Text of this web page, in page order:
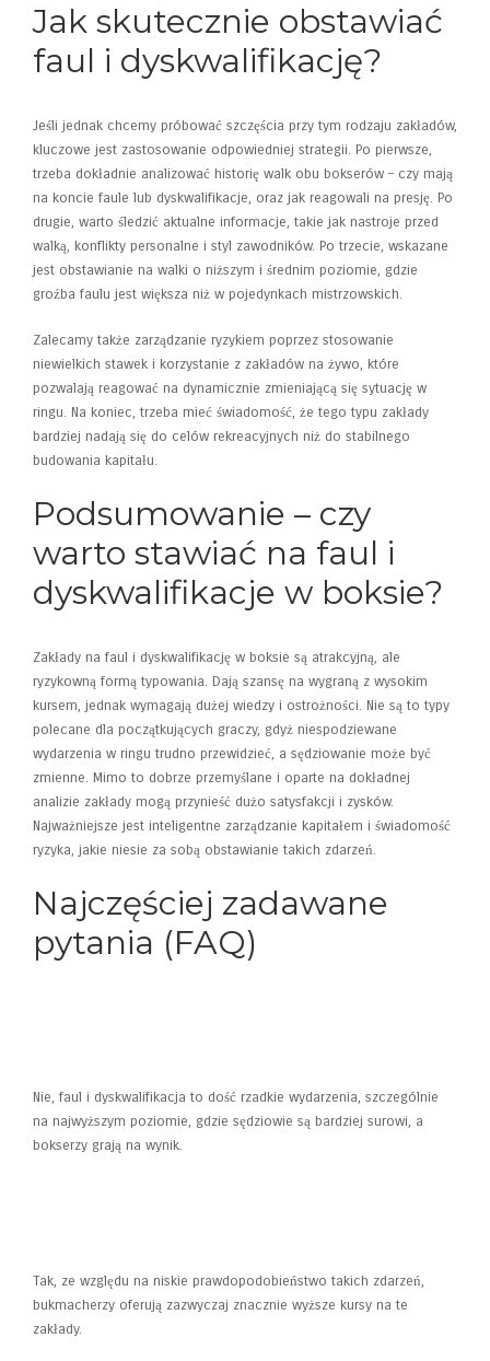
Jak skutecznie obstawiać
faul i dyskwalifikację?
Jeśli jednak chcemy próbować szczęścia przy tym rodzaju zakładów,
kluczowe jest zastosowanie odpowiedniej strategii. Po pierwsze,
trzeba dokładnie analizować historię walk obu bokserów – czy mają
na koncie faule lub dyskwalifikacje, oraz jak reagowali na presję. Po
drugie, warto śledzić aktualne informacje, takie jak nastroje przed
walką, konflikty personalne i styl zawodników. Po trzecie, wskazane
jest obstawianie na walki o niższym i średnim poziomie, gdzie
groźba faulu jest większa niż w pojedynkach mistrzowskich.
Zalecamy także zarządzanie ryzykiem poprzez stosowanie
niewielkich stawek i korzystanie z zakładów na żywo, które
pozwalają reagować na dynamicznie zmieniającą się sytuację w
ringu. Na koniec, trzeba mieć świadomość, że tego typu zakłady
bardziej nadają się do celów rekreacyjnych niż do stabilnego
budowania kapitału.
Podsumowanie – czy
warto stawiać na faul i
dyskwalifikacje w boksie?
Zakłady na faul i dyskwalifikację w boksie są atrakcyjną, ale
ryzykowną formą typowania. Dają szansę na wygraną z wysokim
kursem, jednak wymagają dużej wiedzy i ostrożności. Nie są to typy
polecane dla początkujących graczy, gdyż niespodziewane
wydarzenia w ringu trudno przewidzieć, a sędziowanie może być
zmienne. Mimo to dobrze przemyślane i oparte na dokładnej
analizie zakłady mogą przynieść dużo satysfakcji i zysków.
Najważniejsze jest inteligentne zarządzanie kapitałem i świadomość
ryzyka, jakie niesie za sobą obstawianie takich zdarzeń.
Najczęściej zadawane
pytania (FAQ)
Nie, faul i dyskwalifikacja to dość rzadkie wydarzenia, szczególnie
na najwyższym poziomie, gdzie sędziowie są bardziej surowi, a
bokserzy grają na wynik.
Tak, ze względu na niskie prawdopodobieństwo takich zdarzeń,
bukmacherzy oferują zazwyczaj znacznie wyższe kursy na te
zakłady.